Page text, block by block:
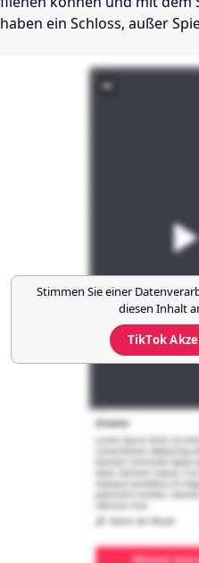
haben ein Schloss, außer
Stimmen Sie einer
diesen Inhalt
TikTok